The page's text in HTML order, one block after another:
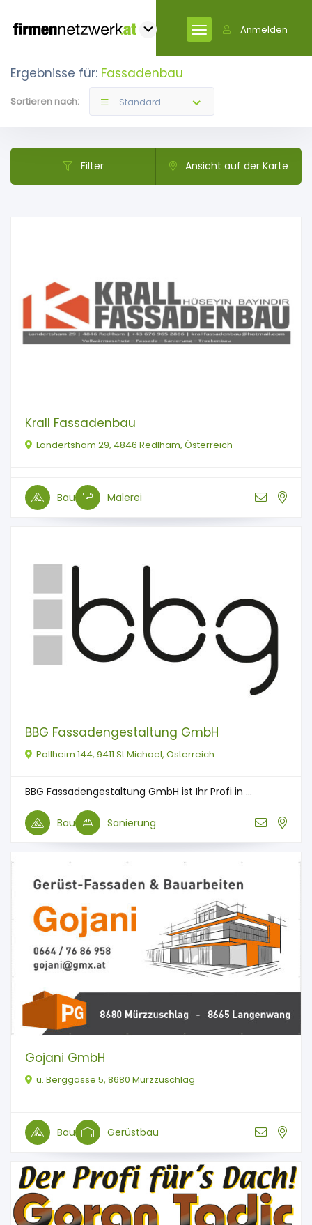
Anmelden
Ergebnisse für: Fassadenbau
Sortieren nach: Standard
Filter Ansicht auf der Karte
Krall Fassadenbau
Landertsham 29, 4846 Redlham, Österreich
Bau Malerei
BBG Fassadengestaltung GmbH
Pollheim 144, 9411 St.Michael, Österreich
BBG Fassadengestaltung GmbH ist Ihr Profi in ...
Bau Sanierung
Gojani GmbH
u. Berggasse 5, 8680 Mürzzuschlag
Bau Gerüstbau